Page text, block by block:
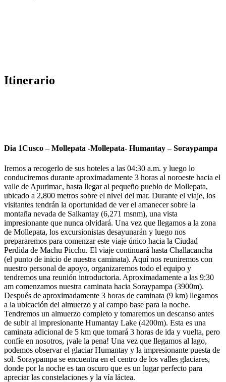
Itinerario
Dia 1Cusco – Mollepata -Mollepata- Humantay – Soraypampa
Iremos a recogerlo de sus hoteles a las 04:30 a.m. y luego lo
conduciremos durante aproximadamente 3 horas al noroeste hacia el
valle de Apurimac, hasta llegar al pequeño pueblo de Mollepata,
ubicado a 2,800 metros sobre el nivel del mar. Durante el viaje, los
visitantes tendrán la oportunidad de ver el amanecer sobre la
montaña nevada de Salkantay (6,271 msnm), una vista
impresionante que nunca olvidará. Una vez que llegamos a la zona
de Mollepata, los excursionistas desayunarán y luego nos
prepararemos para comenzar este viaje único hacia la Ciudad
Perdida de Machu Picchu. El viaje continuará hasta Challacancha
(el punto de inicio de nuestra caminata). Aquí nos reuniremos con
nuestro personal de apoyo, organizaremos todo el equipo y
tendremos una reunión introductoria. Aproximadamente a las 9:30
am comenzamos nuestra caminata hacia Soraypampa (3900m).
Después de aproximadamente 3 horas de caminata (9 km) llegamos
a la ubicación del almuerzo y al campo base para la noche.
Tendremos un almuerzo completo y tomaremos un descanso antes
de subir al impresionante Humantay Lake (4200m). Esta es una
caminata adicional de 5 km que tomará 3 horas de ida y vuelta, pero
confíe en nosotros, ¡vale la pena! Una vez que llegamos al lago,
podemos observar el glaciar Humantay y la impresionante puesta de
sol. Soraypampa se encuentra en el centro de los valles glaciares,
donde por la noche es tan oscuro que es un lugar perfecto para
apreciar las constelaciones y la vía láctea.